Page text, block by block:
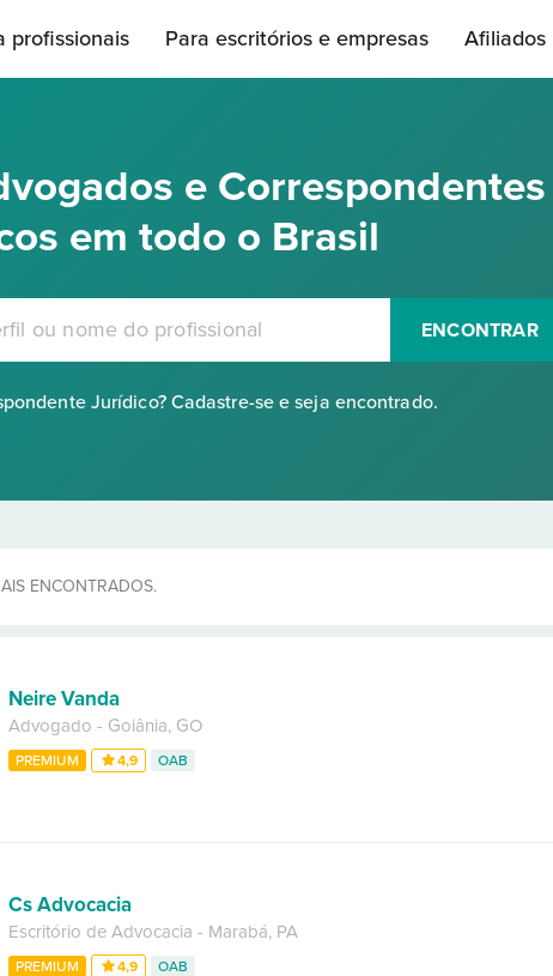
profissionais Para escritórios e empresas Afiliados
e Correspondentes
em todo o Brasil
ENCONTRAR
Jurídico? Cadastre-se e seja encontrado.
ENCONTRADOS.
Neire Vanda
Advogado - Goiânia, GO
PREMIUM 4,9 OAB
Cs Advocacia
Escritório de Advocacia - Marabá, PA
PREMIUM 4,9 OAB